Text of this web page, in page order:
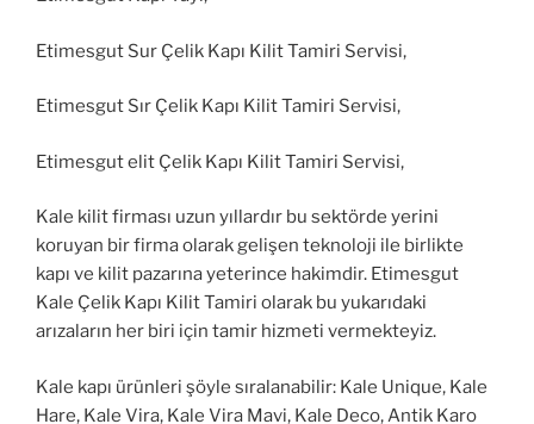
Etimesgut Sur Çelik Kapı Kilit Tamiri Servisi,
Etimesgut Sır Çelik Kapı Kilit Tamiri Servisi,
Etimesgut elit Çelik Kapı Kilit Tamiri Servisi,
Kale kilit firması uzun yıllardır bu sektörde yerini
koruyan bir firma olarak gelişen teknoloji ile birlikte
kapı ve kilit pazarına yeterince hakimdir. Etimesgut
Kale Çelik Kapı Kilit Tamiri olarak bu yukarıdaki
arızaların her biri için tamir hizmeti vermekteyiz.
Kale kapı ürünleri şöyle sıralanabilir: Kale Unique, Kale
Hare, Kale Vira, Kale Vira Mavi, Kale Deco, Antik Karo